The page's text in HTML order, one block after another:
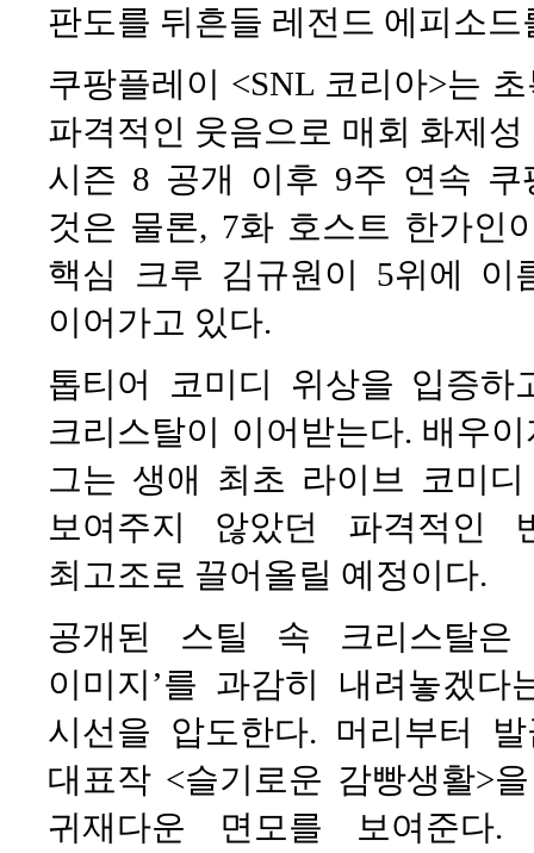
판도를 뒤흔들 레전드 에피소드
쿠팡플레이 <SNL 코리아>는
파격적인 웃음으로 매회 화제
시즌 8 공개 이후 9주 연속 쿠
것은 물론, 7화 호스트 한가인
핵심 크루 김규원이 5위에
이어가고 있다.
톱티어 코미디 위상을 입증
크리스탈이 이어받는다. 배우
그는 생애 최초 라이브 코미
보여주지 않았던 파격적인
최고조로 끌어올릴 예정이다.
공개된 스틸 속 크리스탈은
이미지’를 과감히 내려놓겠
시선을 압도한다. 머리부터
대표작 <슬기로운 감빵생활>
귀재다운 면모를 보여준다